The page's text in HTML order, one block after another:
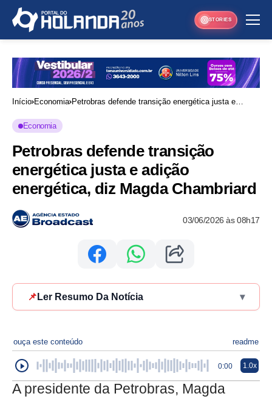
STORIES
Início Economia Petrobras defende transição energética justa e
Economia
Petrobras defende transição
energética justa e adição
energética, diz Magda Chambriard
03/06/2026 às 08h17
📌 Ler Resumo Da Notícia ▾
ouça este conteúdo readme
0:00 1.0x
A presidente da Petrobras, Magda